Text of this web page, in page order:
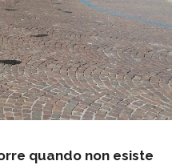
quando non esiste